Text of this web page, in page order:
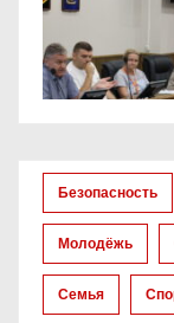
я
п
з
а
п
Безопасность
Молодёжь
Семья